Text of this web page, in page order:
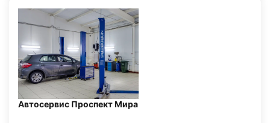
Автосервис Проспект Мира